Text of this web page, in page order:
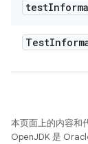
test
Test
本页面上的内容和
OpenJDK 是